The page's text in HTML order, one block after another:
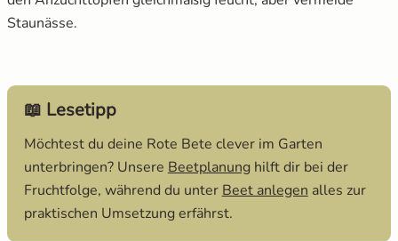
Staunässe.
📖 Lesetipp
Möchtest du deine Rote Bete clever im Garten
unterbringen? Unsere Beetplanungöffnet in neuem
hilft dir bei der
Fruchtfolge, während du unter Beet anlegenöffnet in
alles zur
praktischen Umsetzung erfährst.